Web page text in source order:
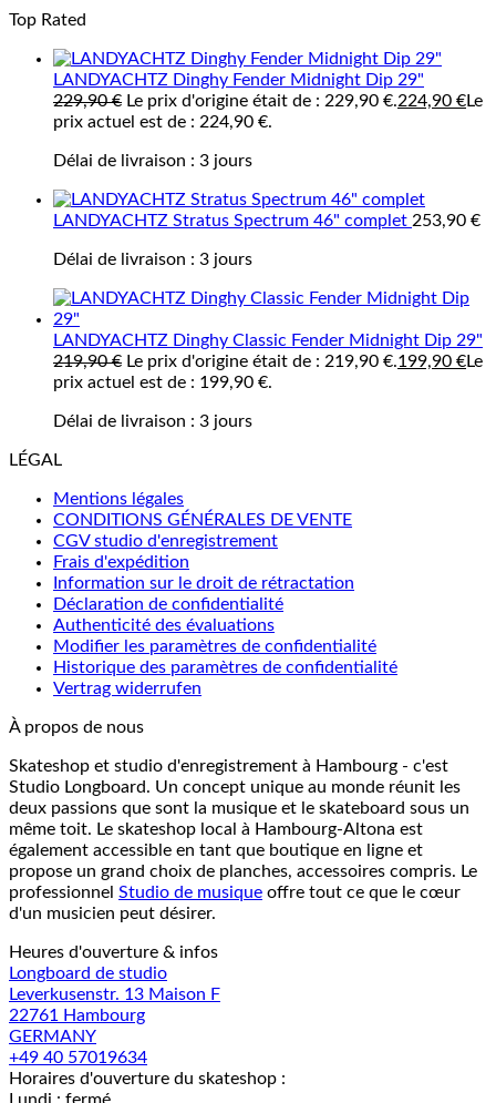
Top Rated
LANDYACHTZ Dinghy Fender Midnight Dip 29"
229,90€ Le prix d'origine était de : 229,90 €.224,90 €Le
prix actuel est de : 224,90 €.
Délai de livraison : 3 jours
LANDYACHTZ Stratus Spectrum 46" complet 253,90 €
Délai de livraison : 3 jours
LANDYACHTZ Dinghy Classic Fender Midnight Dip 29"
219,90€ Le prix d'origine était de : 219,90 €.199,90 €Le
prix actuel est de : 199,90 €.
Délai de livraison : 3 jours
LÉGAL
Mentions légales
CONDITIONS GÉNÉRALES DE VENTE
CGV studio d'enregistrement
Frais d'expédition
Information sur le droit de rétractation
Déclaration de confidentialité
Authenticité des évaluations
Modifier les paramètres de confidentialité
Historique des paramètres de confidentialité
Vertrag widerrufen
À propos de nous
Skateshop et studio d'enregistrement à Hambourg - c'est
Studio Longboard. Un concept unique au monde réunit les
deux passions que sont la musique et le skateboard sous un
même toit. Le skateshop local à Hambourg-Altona est
également accessible en tant que boutique en ligne et
propose un grand choix de planches, accessoires compris. Le
professionnel Studio de musique offre tout ce que le cœur
d'un musicien peut désirer.
Heures d'ouverture & infos
Longboard de studio
Leverkusenstr. 13 Maison F
22761 Hambourg
GERMANY
+49 40 57019634
Horaires d'ouverture du skateshop :